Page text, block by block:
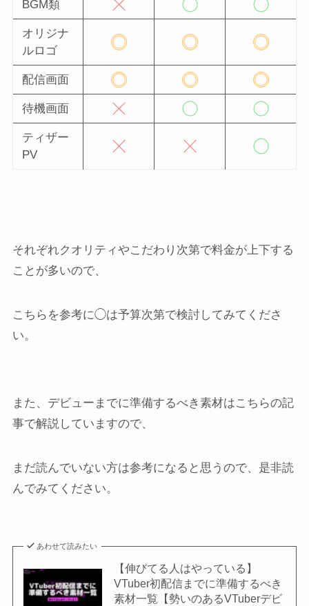
BGM類
オリジナ
ルロゴ
配信画面
待機画面
ティザー
PV
それぞれクオリティやこだわり次第で料金が上下する
ことが多いので、
こちらを参考に◯は予算次第で検討してみてくださ
い。
また、デビューまでに準備するべき素材はこちらの記
事で解説していますので、
まだ読んでいない方は参考になると思うので、是非読
んでみてください。
あわせて読みたい
【伸びてる人はやっている】
VTuber初配信までに準備するべき
素材一覧【勢いのあるVTuberデビ